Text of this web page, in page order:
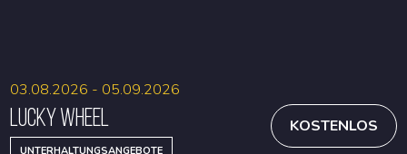
Lucky Wheel
UNTERHALTUNGSANGEBOTE
03.08.2026 - 05.09.2026
KOSTENLOS